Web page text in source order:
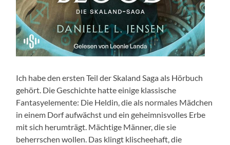
Ich habe den ersten Teil der Skaland Saga als Hörbuch
gehört. Die Geschichte hatte einige klassische
Fantasyelemente: Die Heldin, die als normales Mädchen
in einem Dorf aufwächst und ein geheimnisvolles Erbe
mit sich herumträgt. Mächtige Männer, die sie
beherrschen wollen. Das klingt klischeehaft, die